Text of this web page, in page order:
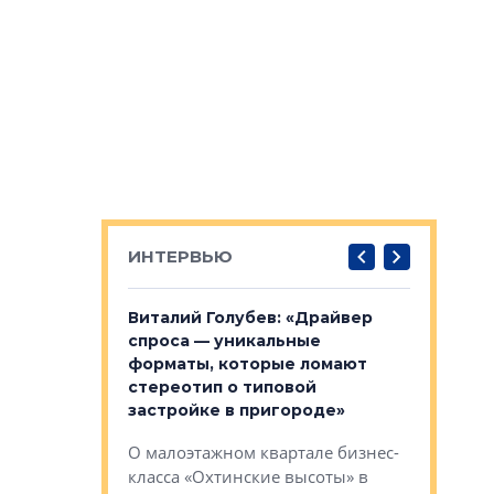
ИНТЕРВЬЮ
Виталий Голубев: «Драйвер
спроса — уникальные
форматы, которые ломают
стереотип о типовой
застройке в пригороде»
О малоэтажном квартале бизнес-
класса «Охтинские высоты» в